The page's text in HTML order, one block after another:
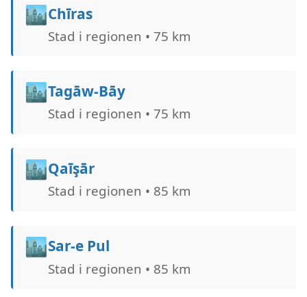
🏙️Chīras
Stad i regionen • 75 km
🏙️Tagāw-Bāy
Stad i regionen • 75 km
🏙️Qaīşār
Stad i regionen • 85 km
🏙️Sar-e Pul
Stad i regionen • 85 km